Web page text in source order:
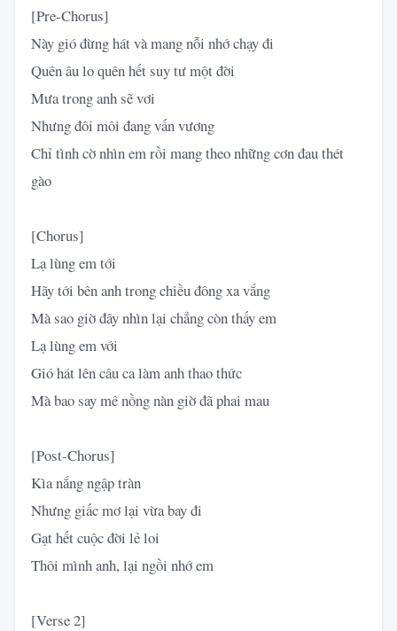
[Pre-Chorus]
Này gió đừng hát và mang nỗi nhớ chạy đi
Quên âu lo quên hết suy tư một đời
Mưa trong anh sẽ vơi
Nhưng đôi môi đang vấn vương
Chỉ tình cờ nhìn em rồi mang theo những cơn đau thét
gào
[Chorus]
Lạ lùng em tới
Hãy tới bên anh trong chiều đông xa vắng
Mà sao giờ đây nhìn lại chẳng còn thấy em
Lạ lùng em với
Gió hát lên câu ca làm anh thao thức
Mà bao say mê nồng nàn giờ đã phai mau
[Post-Chorus]
Kìa nắng ngập tràn
Nhưng giấc mơ lại vừa bay đi
Gạt hết cuộc đời lẻ loi
Thôi mình anh, lại ngồi nhớ em
[Verse 2]